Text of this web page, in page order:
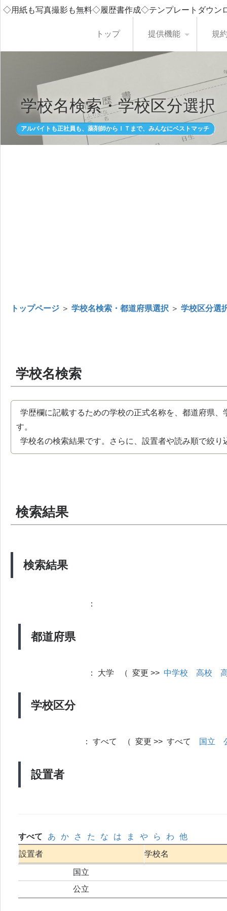
◇用紙も写真撮影も無料◇履歴書作成◇テンプレートダウ
トップ 提供機能 規
学校名検索・学校区分選択
アルバイトも正社員も、薬剤師からＩＴまで、みんなにベストマッチ
トップページ ＞ 学校名検索・都道府県選択 ＞ 学校区分選
学校名検索
学歴欄に記載するための学校の正式名称を、都道府県
す。
学校名の検索結果です。さらに、設置者や読み順で絞り
検索結果
検索結果
都道府県
：
学校区分
： 大学 （ 変更 >> 中学校 高校
設置者
： すべて （ 変更 >> すべて 国立
すべて あ か さ た な は ま や ら わ
他
設置者
学校名
国立
公立